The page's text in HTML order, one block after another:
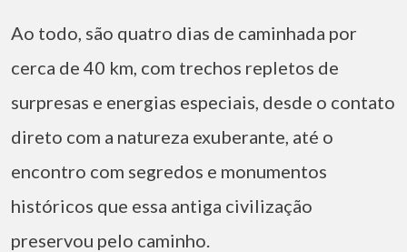
Ao todo, são quatro dias de caminhada por
cerca de 40 km, com trechos repletos de
surpresas e energias especiais, desde o contato
direto com a natureza exuberante, até o
encontro com segredos e monumentos
históricos que essa antiga civilização
preservou pelo caminho.